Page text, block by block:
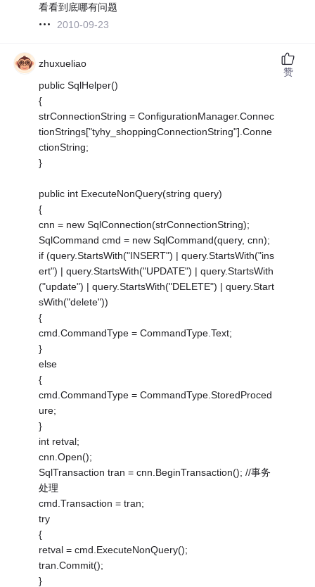
看看到底哪有问题
2010-09-23
zhuxueliao
public SqlHelper()
{
strConnectionString = ConfigurationManager.Connec
tionStrings["tyhy_shoppingConnectionString"].Conne
ctionString;
}
public int ExecuteNonQuery(string query)
{
cnn = new SqlConnection(strConnectionString);
SqlCommand cmd = new SqlCommand(query, cnn);
if (query.StartsWith("INSERT") | query.StartsWith("ins
ert") | query.StartsWith("UPDATE") | query.StartsWith
("update") | query.StartsWith("DELETE") | query.Start
sWith("delete"))
{
cmd.CommandType = CommandType.Text;
}
else
{
cmd.CommandType = CommandType.StoredProced
ure;
}
int retval;
cnn.Open();
SqlTransaction tran = cnn.BeginTransaction(); //事务
处理
cmd.Transaction = tran;
try
{
retval = cmd.ExecuteNonQuery();
tran.Commit();
}
赞